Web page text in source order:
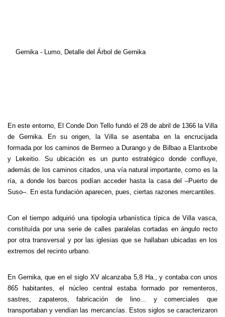
Gernika - Lumo, Detalle del Árbol de Gernika
En este entorno, El Conde Don Tello fundó el 28 de abril de 1366 la Villa
de Gernika. En su origen, la Villa se asentaba en la encrucijada
formada por los caminos de Bermeo a Durango y de Bilbao a Elantxobe
y Lekeitio. Su ubicación es un punto estratégico donde confluye,
además de los caminos citados, una vía natural importante, como es la
ría, a donde los barcos podían acceder hasta la casa del –Puerto de
Suso–. En esta fundación aparecen, pues, ciertas razones mercantiles.
Con el tiempo adquirió una tipología urbanística típica de Villa vasca,
constituída por una serie de calles paralelas cortadas en ángulo recto
por otra transversal y por las iglesias que se hallaban ubicadas en los
extremos del recinto urbano.
En Gernika, que en el siglo XV alcanzaba 5,8 Ha., y contaba con unos
865 habitantes, el núcleo central estaba formado por rementeros,
sastres, zapateros, fabricación de lino... y comerciales que
transportaban y vendían las mercancías. Estos siglos se caracterizaron